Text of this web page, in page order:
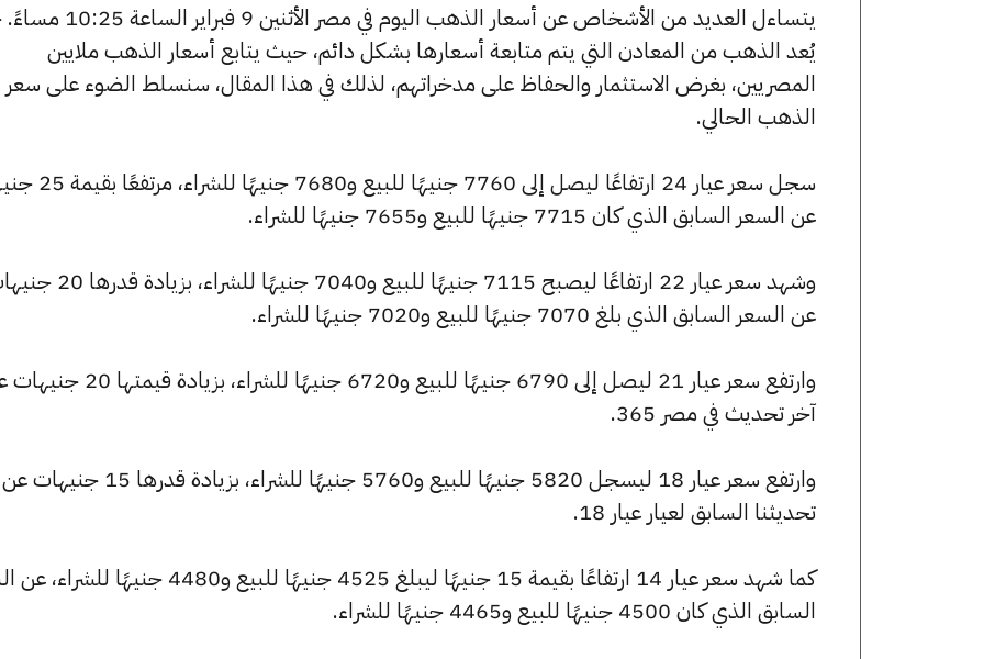
يتساءل العديد من الأشخاص عن أسعار الذهب اليوم في
يُعد الذهب من المعادن التي يتم متابعة أسعارها بشكل دائم، حيث يتابع أسعار الذهب ملايين
المصريين، بغرض الاستثمار والحفاظ على مدخراتهم، لذلك في هذا المقال، سنسلط الضوء على سعر
الذهب الحالي.
سجل سعر عيار 24 ارتفاعًا ليصل إلى 7760
عن السعر السابق الذي كان 7715 جنيهًا للبيع و7655 جنيهًا للشراء.
وشهد سعر عيار 22 ارتفاعًا ليصبح 7115 جنيهًا للبيع و7040 جنيهًا
عن السعر السابق الذي بلغ 7070 جنيهًا للبيع و7020 جنيهًا للشراء.
وارتفع سعر عيار 21 ليصل إلى 6790 جنيهًا للبيع و6720 جنيهًا للشراء،
آخر تحديث في مصر 365.
وارتفع سعر عيار 18 ليسجل 5820 جنيهًا للبيع و5760 جنيهًا للشراء، بزيادة قدرها 15 جنيهات عن
تحديثنا السابق لعيار عيار 18.
كما شهد سعر عيار 14 ارتفاعًا بقيمة 15 جنيهًا ليبلغ 4525 جنيهًا للبيع و4480
السابق الذي كان 4500 جنيهًا للبيع و4465 جنيهًا للشراء.